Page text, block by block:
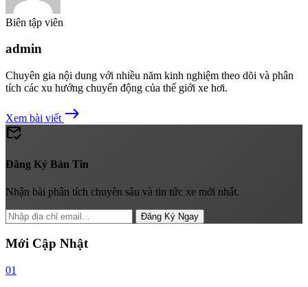
Biên tập viên
admin
Chuyên gia nội dung với nhiều năm kinh nghiệm theo dõi và phân
tích các xu hướng chuyển động của thế giới xe hơi.
Xem bài viết east
mark_email_read
Đăng Ký Bản Tin
Nhận bài phân tích chuyên sâu và tin tức xe mới nhất.
Đăng Ký Ngay
Mới Cập Nhật
01